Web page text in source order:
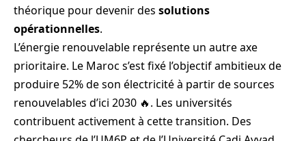
théorique pour devenir des solutions
opérationnelles.
L’énergie renouvelable représente un autre axe
prioritaire. Le Maroc s’est fixé l’objectif ambitieux de
produire 52% de son électricité à partir de sources
renouvelables d’ici 2030 🔥. Les universités
contribuent activement à cette transition. Des